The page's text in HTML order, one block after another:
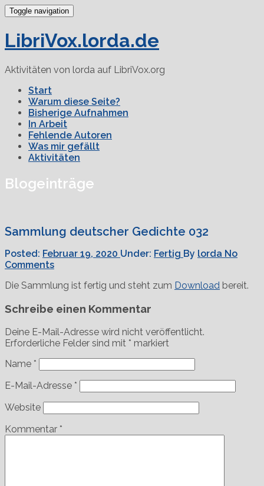
Toggle navigation
LibriVox.lorda.de
Aktivitäten von lorda auf LibriVox.org
Start
Warum diese Seite?
Bisherige Aufnahmen
In Arbeit
Fehlende Autoren
Was mir gefällt
Aktivitäten
Blogeinträge
Sammlung deutscher Gedichte 032
Posted: Februar 19, 2020 Under: Fertig By lorda No
Comments
Die Sammlung ist fertig und steht zum Download bereit.
Schreibe einen Kommentar
Deine E-Mail-Adresse wird nicht veröffentlicht.
Erforderliche Felder sind mit * markiert
Name *
E-Mail-Adresse *
Website
Kommentar *